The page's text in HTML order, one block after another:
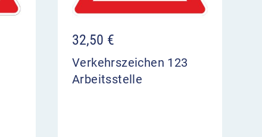
32,50 €
Verkehrszeichen 123
Arbeitsstelle